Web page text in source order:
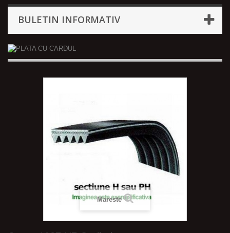
BULETIN INFORMATIV
Mareste